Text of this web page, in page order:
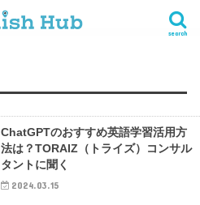
search
ChatGPTのおすすめ英語学習活用方
法は？TORAIZ（トライズ）コンサル
タントに聞く
2024.03.15